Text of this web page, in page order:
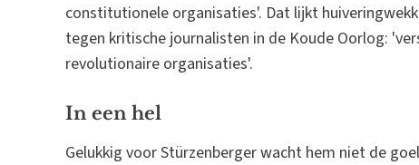
constitutionele organisaties'. Dat lijkt
tegen kritische journalisten in de Koude Oorlog:
revolutionaire organisaties'.
In een hel
Gelukkig voor Stürzenberger wacht hem niet de